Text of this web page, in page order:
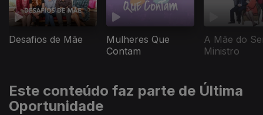
Desafios de Mãe
Mulheres Que
Contam
A Mãe do
Ministro
Este conteúdo faz parte de Última
Oportunidade